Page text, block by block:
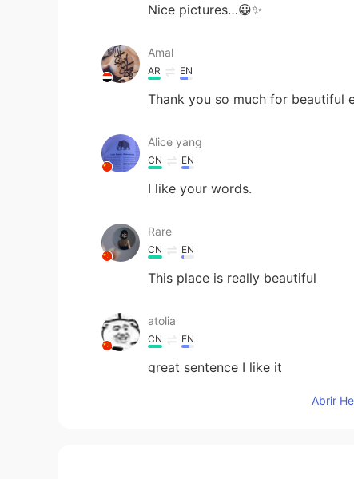
Nice pictures…😀✨
Amal
AR EN
Thank you so much for beautiful
Alice yang
CN EN
I like your words.
Rare
CN EN
This place is really beautiful
atolia
CN EN
great sentence I like it
Abrir